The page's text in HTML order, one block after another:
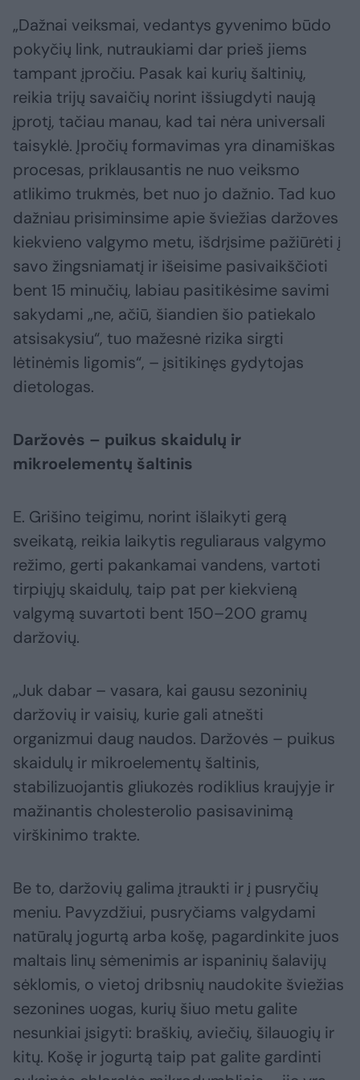
„Dažnai veiksmai, vedantys gyvenimo būdo
pokyčių link, nutraukiami dar prieš jiems
tampant įpročiu. Pasak kai kurių šaltinių,
reikia trijų savaičių norint išsiugdyti naują
įprotį, tačiau manau, kad tai nėra universali
taisyklė. Įpročių formavimas yra dinamiškas
procesas, priklausantis ne nuo veiksmo
atlikimo trukmės, bet nuo jo dažnio. Tad kuo
dažniau prisiminsime apie šviežias daržoves
kiekvieno valgymo metu, išdrįsime pažiūrėti į
savo žingsniamatį ir išeisime pasivaikščioti
bent 15 minučių, labiau pasitikėsime savimi
sakydami „ne, ačiū, šiandien šio patiekalo
atsisakysiu“, tuo mažesnė rizika sirgti
lėtinėmis ligomis“, – įsitikinęs gydytojas
dietologas.
Daržovės – puikus skaidulų ir
mikroelementų šaltinis
E. Grišino teigimu, norint išlaikyti gerą
sveikatą, reikia laikytis reguliaraus valgymo
režimo, gerti pakankamai vandens, vartoti
tirpiųjų skaidulų, taip pat per kiekvieną
valgymą suvartoti bent 150–200 gramų
daržovių.
„Juk dabar – vasara, kai gausu sezoninių
daržovių ir vaisių, kurie gali atnešti
organizmui daug naudos. Daržovės – puikus
skaidulų ir mikroelementų šaltinis,
stabilizuojantis gliukozės rodiklius kraujyje ir
mažinantis cholesterolio pasisavinimą
virškinimo trakte.
Be to, daržovių galima įtraukti ir į pusryčių
meniu. Pavyzdžiui, pusryčiams valgydami
natūralų jogurtą arba košę, pagardinkite juos
maltais linų sėmenimis ar ispaninių šalavijų
sėklomis, o vietoj dribsnių naudokite šviežias
sezonines uogas, kurių šiuo metu galite
nesunkiai įsigyti: braškių, aviečių, šilauogių ir
kitų. Košę ir jogurtą taip pat galite gardinti